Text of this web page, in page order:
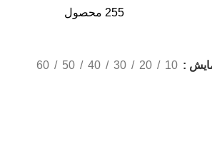
255 محصول
10
20
30
40
50
60